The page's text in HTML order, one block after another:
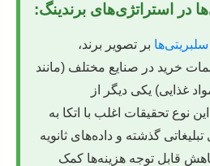
در استراتژی‌های برندینگ:
سلبریتی‌ها بر تصویر برند،
خرید در صنایع مختلف (مانند
غذایی) یکی دیگر از
تحقیقات اغلب با اتکا به
گذشته و داده‌های ثانویه
قابل توجه هزینه‌ها کمک